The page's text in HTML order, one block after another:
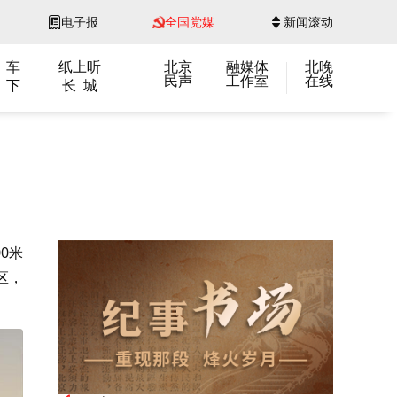
电子报 全国党媒 新闻滚动
车
纸上听
下
长 城
北京
民声
融媒体
工作室
北晚
在线
米